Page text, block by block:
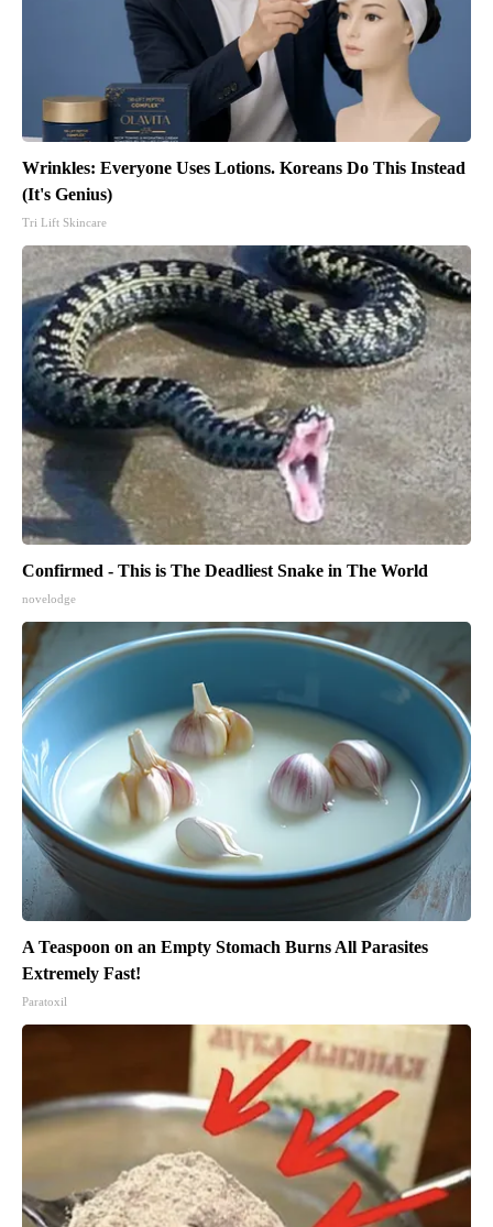
Wrinkles: Everyone Uses Lotions. Koreans Do This Instead
(It's Genius)
Tri Lift Skincare
Confirmed - This is The Deadliest Snake in The World
novelodge
A Teaspoon on an Empty Stomach Burns All Parasites
Extremely Fast!
Paratoxil